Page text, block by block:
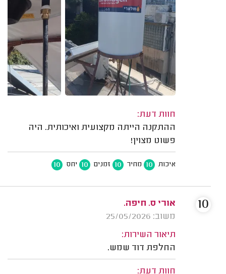
חוות דעת:
ההתקנה הייתה מקצועית ואיכותית. היה
פשוט מצוין!
איכות 10 מחיר 10 זמנים 10 יחס 10
אורי ס. חיפה.
משוב: 25/05/2026
תיאור השירות:
החלפת דוד שמש.
חוות דעת:
10